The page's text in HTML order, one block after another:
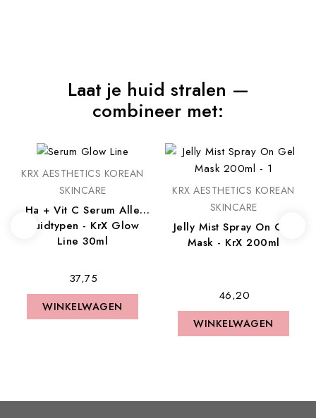
Laat je huid stralen —
combineer met:
KRX AESTHETICS KOREAN
SKINCARE
Ha + Vit C Serum Alle
Huidtypen - KrX Glow
Line 30ml
€ 37,75
WINKELWAGEN
KRX AESTHETICS KOREAN
SKINCARE
Jelly Mist Spray On Gel
Mask - KrX 200ml
€ 46,20
WINKELWAGEN